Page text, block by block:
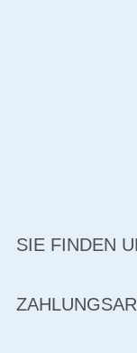
SIE FINDEN